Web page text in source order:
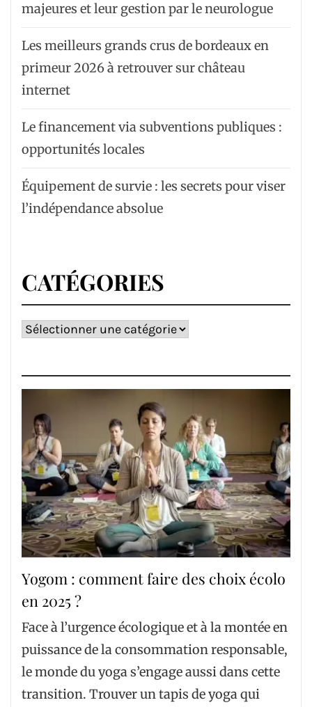
majeures et leur gestion par le neurologue
Les meilleurs grands crus de bordeaux en
primeur 2026 à retrouver sur château
internet
Le financement via subventions publiques :
opportunités locales
Équipement de survie : les secrets pour viser
l’indépendance absolue
CATÉGORIES
Catégories
Yogom : comment faire des choix écolo
en 2025 ?
Face à l’urgence écologique et à la montée en
puissance de la consommation responsable,
le monde du yoga s’engage aussi dans cette
transition. Trouver un tapis de yoga qui